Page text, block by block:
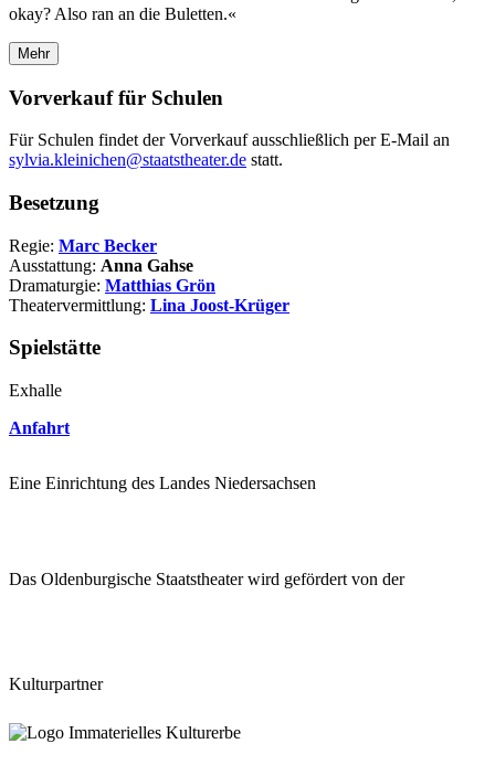
okay? Also ran an die Buletten.«
Mehr
Vorverkauf für Schulen
Für Schulen findet der Vorverkauf ausschließlich per E-Mail an
sylvia.kleinichen@staatstheater.de statt.
Besetzung
Regie: Marc Becker
Ausstattung: Anna Gahse
Dramaturgie: Matthias Grön
Theatervermittlung: Lina Joost-Krüger
Spielstätte
Exhalle
Anfahrt
Eine Einrichtung des Landes Niedersachsen
Das Oldenburgische Staatstheater wird gefördert von der
Kulturpartner